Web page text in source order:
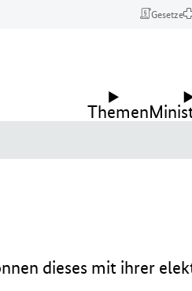
Gesetze
Themen
dieses mit ihrer